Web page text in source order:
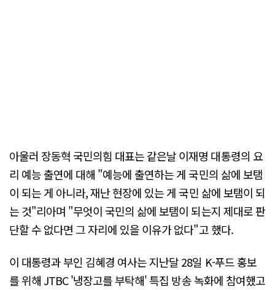
아울러 장동혁 국민의힘 대표는 같은날 이재명 대통령의 요
리 예능 출연에 대해 "예능에 출연하는 게 국민의 삶에 보탬
이 되는 게 아니라, 재난 현장에 있는 게 국민 삶에 보탬이 되
는 것"리아며 "무엇이 국민의 삶에 보탬이 되는지 제대로 판
단할 수 없다면 그 자리에 있을 이유가 없다"고 했다.
이 대통령과 부인 김혜경 여사는 지난달 28일 K-푸드 홍보
를 위해 JTBC '냉장고를 부탁해' 특집 방송 녹화에 참여했고